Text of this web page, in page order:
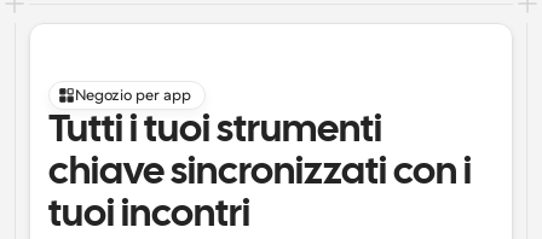
Negozio per app
Tutti i tuoi strumenti
chiave sincronizzati con i
tuoi incontri